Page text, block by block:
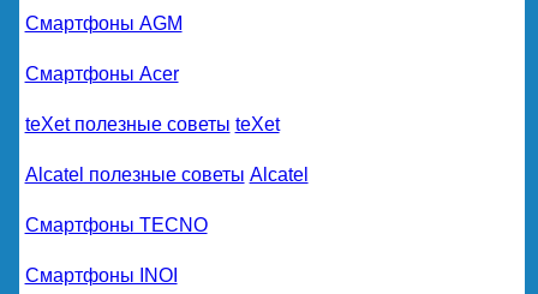
Смартфоны AGM
Смартфоны Acer
teXet полезные советы teXet
Alcatel полезные советы Alcatel
Смартфоны TECNO
Смартфоны INOI